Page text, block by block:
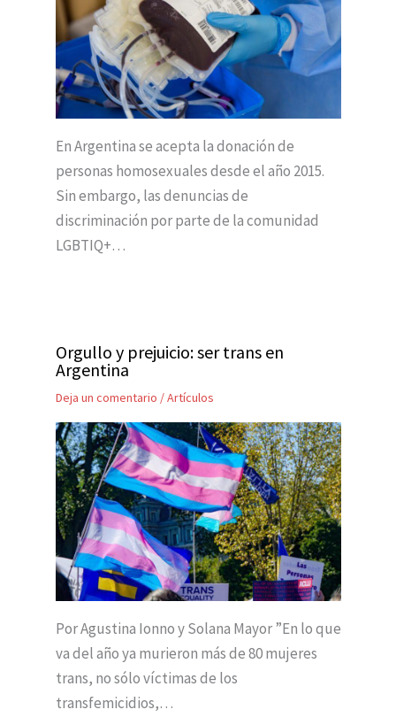
En Argentina se acepta la donación de
personas homosexuales desde el año 2015.
Sin embargo, las denuncias de
discriminación por parte de la comunidad
LGBTIQ+…
Orgullo y prejuicio: ser trans en
Argentina
Deja un comentario /Artículos
Por Agustina Ionno y Solana Mayor ”En lo que
va del año ya murieron más de 80 mujeres
trans, no sólo víctimas de los
transfemicidios,…